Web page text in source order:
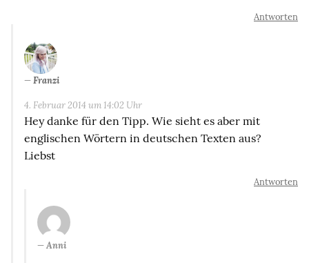
Antworten
Franzi
4. Februar 2014 um 14:02 Uhr
Hey danke für den Tipp. Wie sieht es aber mit
englischen Wörtern in deutschen Texten aus?
Liebst
Antworten
Anni